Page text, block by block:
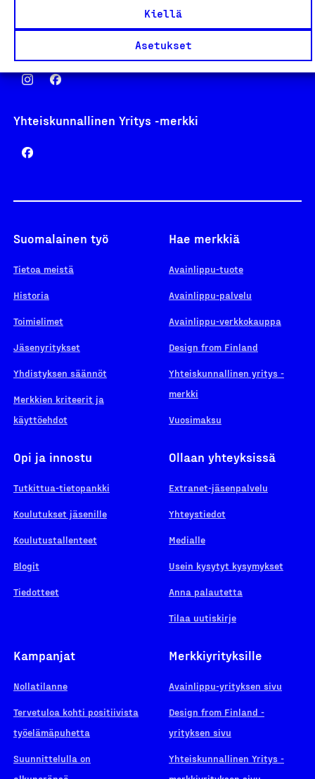
Kiellä
Asetukset
Yhteiskunnallinen Yritys -merkki
Suomalainen työ
Tietoa meistä
Historia
Toimielimet
Jäsenyritykset
Yhdistyksen säännöt
Merkkien kriteerit ja
käyttöehdot
Hae merkkiä
Avainlippu-tuote
Avainlippu-palvelu
Avainlippu-verkkokauppa
Design from Finland
Yhteiskunnallinen yritys -
merkki
Vuosimaksu
Opi ja innostu
Tutkittua-tietopankki
Koulutukset jäsenille
Koulutustallenteet
Blogit
Tiedotteet
Ollaan yhteyksissä
Extranet-jäsenpalvelu
Yhteystiedot
Medialle
Usein kysytyt kysymykset
Anna palautetta
Tilaa uutiskirje
Kampanjat
Nollatilanne
Tervetuloa kohti positiivista
työelämäpuhetta
Suunnittelulla on
Merkkiyrityksille
Avainlippu-yrityksen sivu
Design from Finland -
yrityksen sivu
Yhteiskunnallinen Yritys -